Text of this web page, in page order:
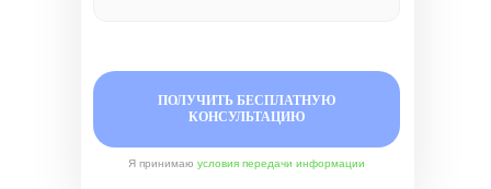
ПОЛУЧИТЬ БЕСПЛАТНУЮ
КОНСУЛЬТАЦИЮ
Я принимаю условия передачи информации